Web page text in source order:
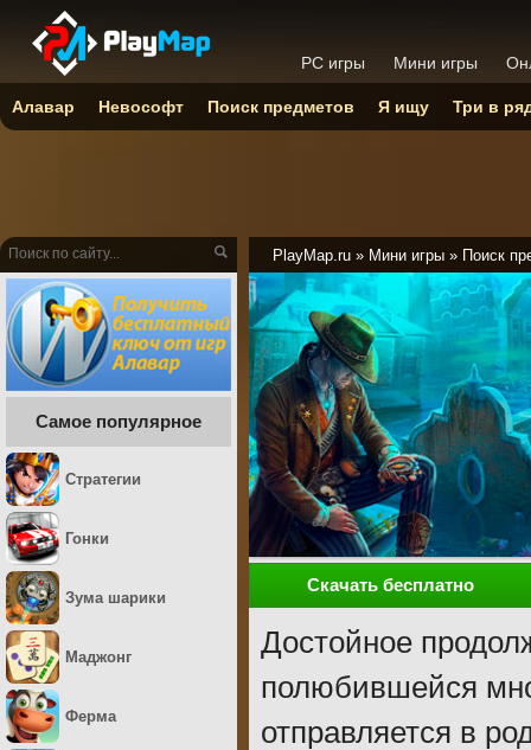
PlayMap.ru » Мини игры » Поиск
Скачать бесплатно
Достойное
полюбившейся
отправляется в
Самое популярное
Стратегии
Гонки
Зума шарики
Маджонг
Ферма
PC игры Мини игры
Алавар Невософт Поиск предметов Я ищу Три в